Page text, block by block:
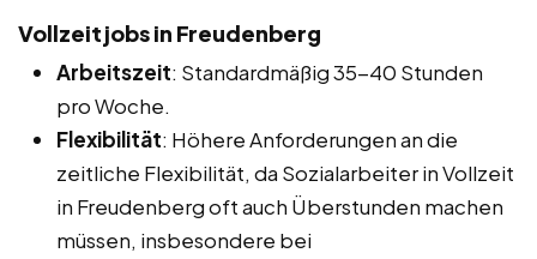
Vollzeitjobs in Freudenberg
Arbeitszeit: Standardmäßig 35-40 Stunden
pro Woche.
Flexibilität: Höhere Anforderungen an die
zeitliche Flexibilität, da Sozialarbeiter in Vollzeit
in Freudenberg oft auch Überstunden machen
müssen, insbesondere bei